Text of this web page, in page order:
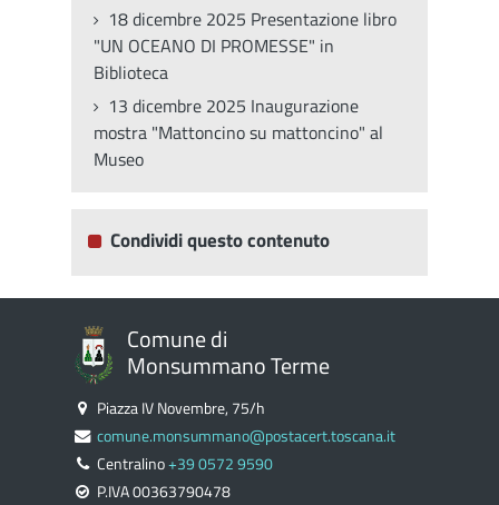
18 dicembre 2025 Presentazione libro
"UN OCEANO DI PROMESSE" in
Biblioteca
13 dicembre 2025 Inaugurazione
mostra "Mattoncino su mattoncino" al
Museo
Condividi questo contenuto
Comune di
Monsummano Terme
Piazza IV Novembre, 75/h
comune.monsummano@postacert.toscana.it
Centralino+39 0572 9590
P.IVA 00363790478